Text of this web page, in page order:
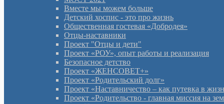
Вместе мы можем больше
Детский хоспис - это про жизнь
Общественная гостевая «Добродея»
Отцы-наставники
Проект "Отцы и дети"
Проект «РОУ», опыт работы и реализация
Безопасное детство
Проект «ЖЕНСОВЕТ+»
Проект «Родительский долг»
Проект «Наставничество – как путевка в
Проект «Родительство - главная миссия на